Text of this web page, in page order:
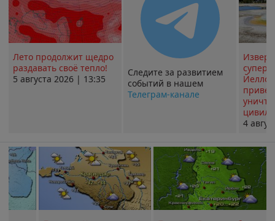
Лето продолжит щедро
раздавать своё тепло!
5 августа 2026 | 13:35
Следите за развитием
событий в нашем
Телеграм-канале
4